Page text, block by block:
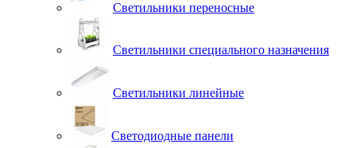
Светильники переносные
Светильники специального назначения
Светильники линейные
Светодиодные панели